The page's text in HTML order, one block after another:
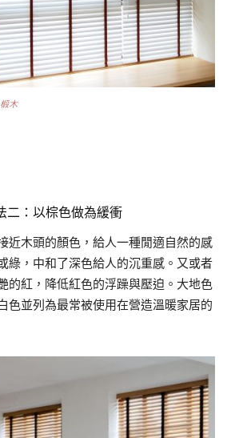
木
二：以棕色做為緩衝
近木頭的顏色，給人一種閒適自然的感
綠，中和了深色給人的沉重感。又或者
的紅，降低紅色的浮躁與壓迫。大地色
色並列為最常被使用在營造溫暖家居的